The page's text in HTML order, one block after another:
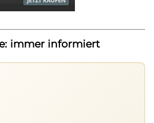
immer informiert